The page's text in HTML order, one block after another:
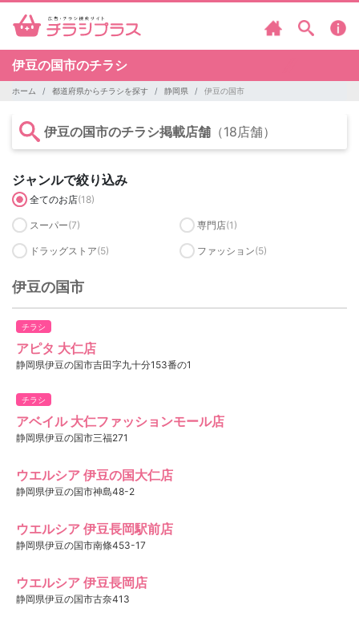
伊豆の国市のチラシ
ホーム 都道府県からチラシを探す 静岡県 伊豆の国市
伊豆の国市のチラシ掲載店舗 （18店舗）
ジャンルで絞り込み
全てのお店(18)
スーパー(7) 専門店(1)
ドラッグストア(5) ファッション(5)
伊豆の国市
チラシ
アピタ 大仁店
静岡県伊豆の国市吉田字九十分153番の1
チラシ
アベイル 大仁ファッションモール店
静岡県伊豆の国市三福271
ウエルシア 伊豆の国大仁店
静岡県伊豆の国市神島48-2
ウエルシア 伊豆長岡駅前店
静岡県伊豆の国市南條453-17
ウエルシア 伊豆長岡店
静岡県伊豆の国市古奈413